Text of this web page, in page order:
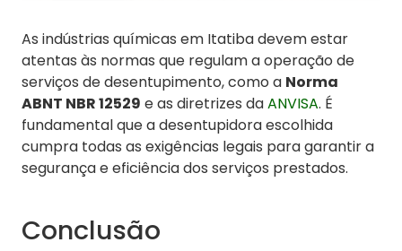
As indústrias químicas em Itatiba devem estar
atentas às normas que regulam a operação de
serviços de desentupimento, como a Norma
ABNT NBR 12529 e as diretrizes daANVISA. É
fundamental que a desentupidora escolhida
cumpra todas as exigências legais para garantir a
segurança e eficiência dos serviços prestados.
Conclusão